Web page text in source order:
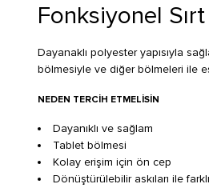
Fonksiyonel
Dayanaklı polyester yapısıyla
bölmesiyle ve diğer bölmeleri ile
NEDEN TERCIH ETMELISIN
Dayanıklı ve sağlam
Tablet bölmesi
Kolay erişim için ön cep
Dönüştürülebilir askıları ile